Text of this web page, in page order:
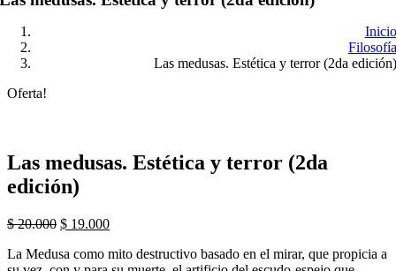
Inicio
Filosofía
Las medusas. Estética y terror (2da edición)
Oferta!
Las medusas. Estética y terror (2da
edición)
$20.000 El
original
$ 19.000El
actual
La Medusa como mito destructivo basado en el mirar, que propicia a